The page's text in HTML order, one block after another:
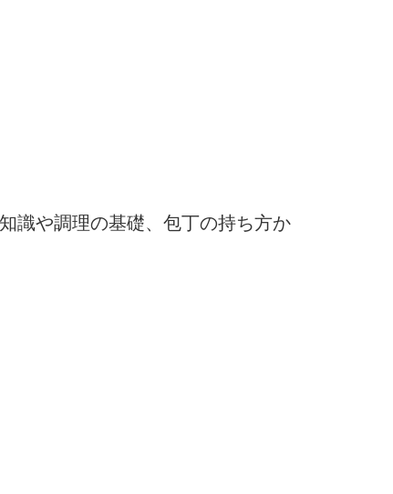
識や調理の基礎、包丁の持ち方か